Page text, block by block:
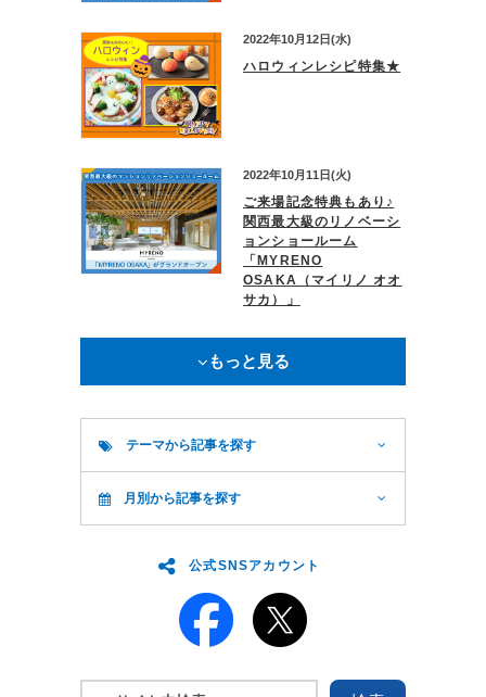
2022年10月12日(水)
ハロウィンレシピ特集★
2022年10月11日(火)
ご来場記念特典もあり♪
関西最大級のリノベーシ
ョンショールーム
「MYRENO
OSAKA（マイリノ オオ
サカ）」
もっと見る
テーマから記事を探す
月別から記事を探す
公式SNSアカウント